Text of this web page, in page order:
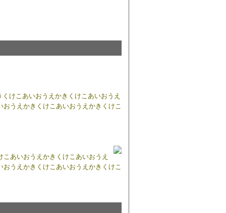
けこあいおうえかきくけこあいおうえ
うえかきくけこあいおうえかきくけこ
あいおうえかきくけこあいおうえ
うえかきくけこあいおうえかきくけこ